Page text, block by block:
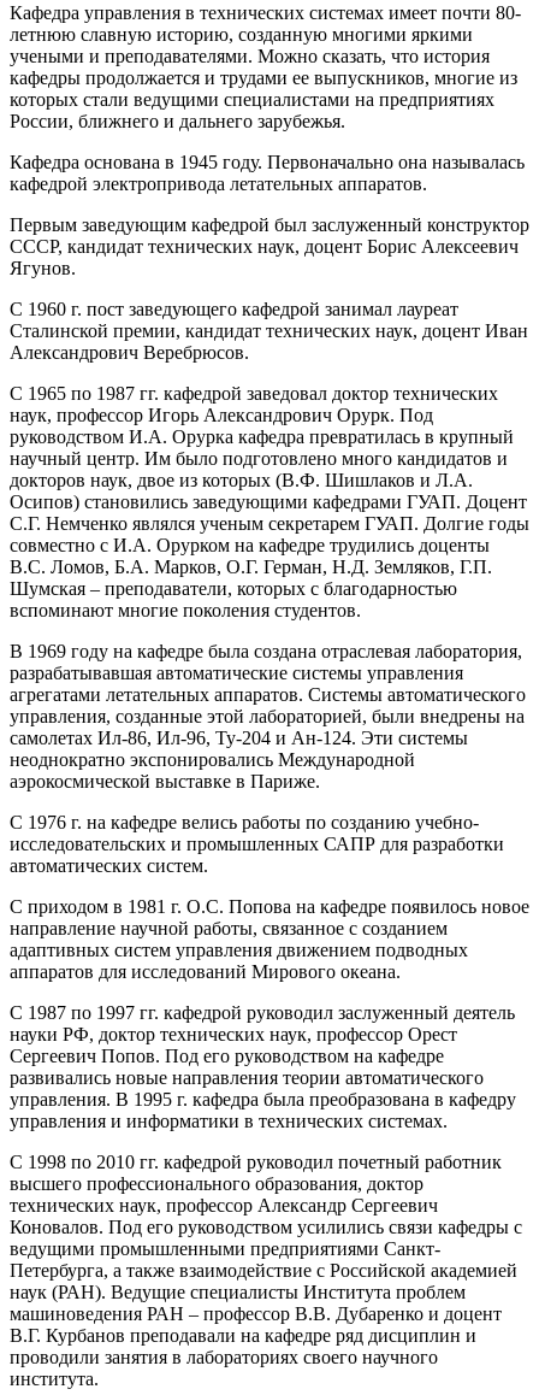
Кафедра управления в технических системах имеет почти 80-
летнюю славную историю, созданную многими яркими
учеными и преподавателями. Можно сказать, что история
кафедры продолжается и трудами ее выпускников, многие из
которых стали ведущими специалистами на предприятиях
России, ближнего и дальнего зарубежья.
Кафедра основана в 1945 году. Первоначально она называлась
кафедрой электропривода летательных аппаратов.
Первым заведующим кафедрой был заслуженный конструктор
СССР, кандидат технических наук, доцент Борис Алексеевич
Ягунов.
С 1960 г. пост заведующего кафедрой занимал лауреат
Сталинской премии, кандидат технических наук, доцент Иван
Александрович Веребрюсов.
С 1965 по 1987 гг. кафедрой заведовал доктор технических
наук, профессор Игорь Александрович Орурк. Под
руководством И.А. Орурка кафедра превратилась в крупный
научный центр. Им было подготовлено много кандидатов и
докторов наук, двое из которых (В.Ф. Шишлаков и Л.А.
Осипов) становились заведующими кафедрами ГУАП. Доцент
С.Г. Немченко являлся ученым секретарем ГУАП. Долгие годы
совместно с И.А. Орурком на кафедре трудились доценты
В.С. Ломов, Б.А. Марков, О.Г. Герман, Н.Д. Земляков, Г.П.
Шумская – преподаватели, которых с благодарностью
вспоминают многие поколения студентов.
В 1969 году на кафедре была создана отраслевая лаборатория,
разрабатывавшая автоматические системы управления
агрегатами летательных аппаратов. Системы автоматического
управления, созданные этой лабораторией, были внедрены на
самолетах Ил-86, Ил-96, Ту-204 и Ан-124. Эти системы
неоднократно экспонировались Международной
аэрокосмической выставке в Париже.
С 1976 г. на кафедре велись работы по созданию учебно-
исследовательских и промышленных САПР для разработки
автоматических систем.
С приходом в 1981 г. О.С. Попова на кафедре появилось новое
направление научной работы, связанное с созданием
адаптивных систем управления движением подводных
аппаратов для исследований Мирового океана.
С 1987 по 1997 гг. кафедрой руководил заслуженный деятель
науки РФ, доктор технических наук, профессор Орест
Сергеевич Попов. Под его руководством на кафедре
развивались новые направления теории автоматического
управления. В 1995 г. кафедра была преобразована в кафедру
управления и информатики в технических системах.
С 1998 по 2010 гг. кафедрой руководил почетный работник
высшего профессионального образования, доктор
технических наук, профессор Александр Сергеевич
Коновалов. Под его руководством усилились связи кафедры с
ведущими промышленными предприятиями Санкт-
Петербурга, а также взаимодействие с Российской академией
наук (РАН). Ведущие специалисты Института проблем
машиноведения РАН – профессор В.В. Дубаренко и доцент
В.Г. Курбанов преподавали на кафедре ряд дисциплин и
проводили занятия в лабораториях своего научного
института.